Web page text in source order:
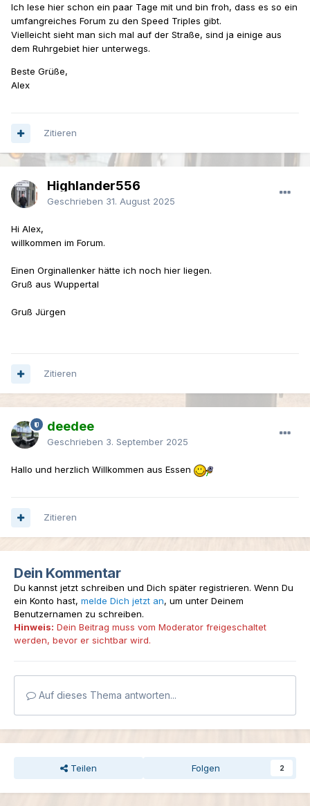
Ich lese hier schon ein paar Tage mit und bin froh, dass es so ein
umfangreiches Forum zu den Speed Triples gibt.
Vielleicht sieht man sich mal auf der Straße, sind ja einige aus
dem Ruhrgebiet hier unterwegs.
Beste Grüße,
Alex
Zitieren
Highlander556
Geschrieben 31. August 2025
Hi Alex,
willkommen im Forum.
Einen Orginallenker hätte ich noch hier liegen.
Gruß aus Wuppertal
Gruß Jürgen
Zitieren
deedee
Geschrieben 3. September 2025
Hallo und herzlich Willkommen aus Essen
Zitieren
Dein Kommentar
Du kannst jetzt schreiben und Dich später registrieren. Wenn Du
ein Konto hast, melde Dich jetzt an, um unter Deinem
Benutzernamen zu schreiben.
Hinweis: Dein Beitrag muss vom Moderator freigeschaltet
werden, bevor er sichtbar wird.
Auf dieses Thema antworten...
Teilen Folgen 2